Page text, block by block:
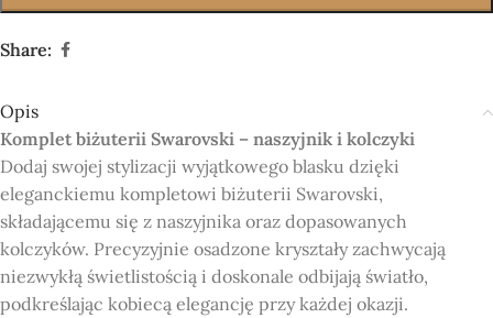
Share:
Opis
Komplet biżuterii Swarovski – naszyjnik i kolczyki
Dodaj swojej stylizacji wyjątkowego blasku dzięki
eleganckiemu kompletowi biżuterii Swarovski,
składającemu się z naszyjnika oraz dopasowanych
kolczyków. Precyzyjnie osadzone kryształy zachwycają
niezwykłą świetlistością i doskonale odbijają światło,
podkreślając kobiecą elegancję przy każdej okazji.